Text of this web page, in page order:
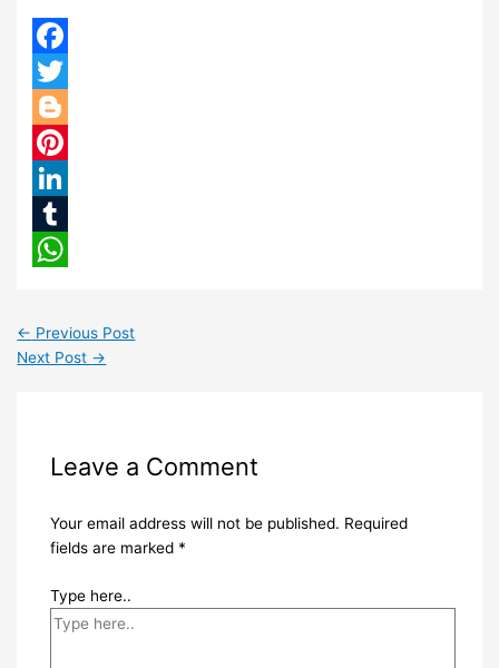
Facebook
Twitter
Blogger
Pinterest
LinkedIn
Tumblr
← Previous Post
Next Post →
Leave a Comment
Your email address will not be published. Required
fields are marked *
Type here..